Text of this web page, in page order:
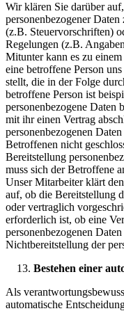
Wir klären Sie darüber
personenbezogener
(z.B. Steuervorschriften)
Regelungen (z.B.
Mitunter kann es zu
eine betroffene Person
stellt, die in der Folge
betroffene Person ist
personenbezogene Daten
mit ihr einen Vertrag
personenbezogenen
Betroffenen nicht
Bereitstellung
muss sich der Betroffene
Unser Mitarbeiter klärt
auf, ob die Bereitstellung
oder vertraglich
erforderlich ist, ob eine
personenbezogenen
Nichtbereitstellung der
Bestehen einer
Als
automatische